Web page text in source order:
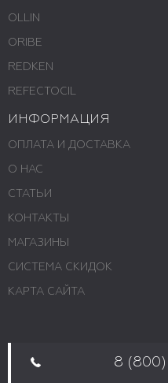
OLLIN
ORIBE
REDKEN
REFECTOCIL
ИНФОРМАЦИЯ
ОПЛАТА И ДОСТАВКА
О НАС
СТАТЬИ
КОНТАКТЫ
МАГАЗИНЫ
СИСТЕМА СКИДОК
КАРТА САЙТА
8 (800)